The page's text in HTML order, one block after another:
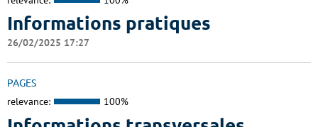
Informations pratiques
26/02/2025 17:27
PAGES
relevance: 100%